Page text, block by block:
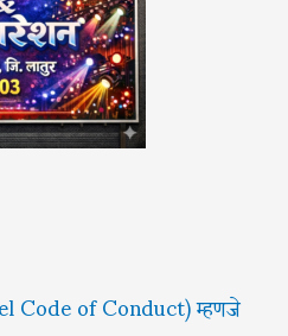
Code of Conduct) म्हणजे